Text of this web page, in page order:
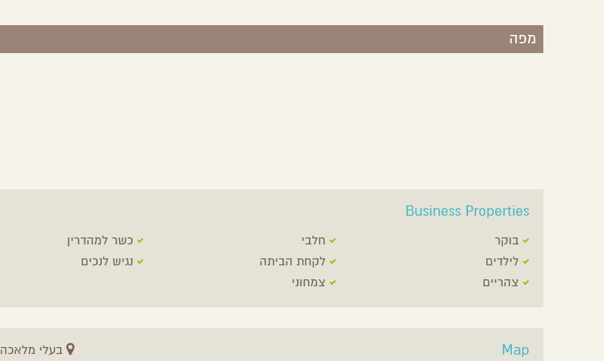
מפה
Business Properties
בוקר חלבי
כשר למהדרין
לילדים
לקחת הביתה
נגיש לנכים
צהריים
צמחוני
Map בעלי מלאכה 5, נתיבות